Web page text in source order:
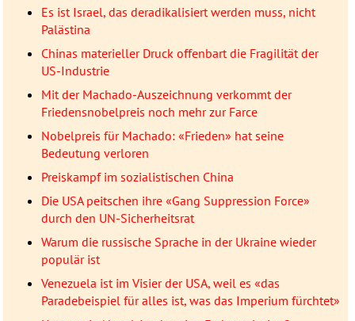
Es ist Israel, das deradikalisiert werden muss, nicht
Palästina
Chinas materieller Druck offenbart die Fragilität der
US-Industrie
Mit der Machado-Auszeichnung verkommt der
Friedensnobelpreis noch mehr zur Farce
Nobelpreis für Machado: «Frieden» hat seine
Bedeutung verloren
Preiskampf im sozialistischen China
Die USA peitschen ihre «Gang Suppression Force»
durch den UN-Sicherheitsrat
Warum die russische Sprache in der Ukraine wieder
populär ist
Venezuela ist im Visier der USA, weil es «das
Paradebeispiel für alles ist, was das Imperium fürchtet»